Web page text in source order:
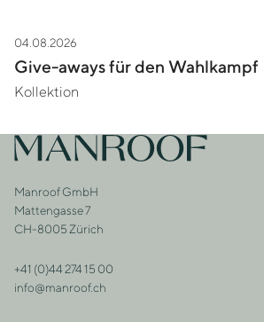
Zur Story Give-aways für den Wahlkampf
04.08.2026
Give-aways für den Wahlkampf
Kollektion
Footer
Zur Startseite
Adresse
Manroof GmbH
Mattengasse 7
CH-8005 Zürich
Kontakt
+41 (0)44 274 15 00
info@manroof.ch